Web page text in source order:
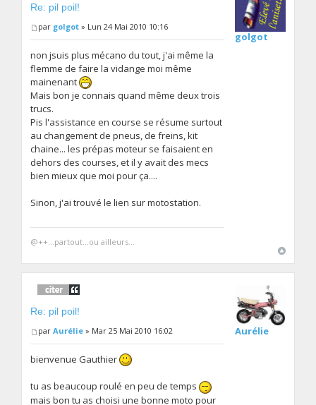
Re: pil poil!
par golgot » Lun 24 Mai 2010 10:16
non jsuis plus mécano du tout, j'ai même la
flemme de faire la vidange moi même
mainenant
Mais bon je connais quand même deux trois
trucs.
Pis l'assistance en course se résume surtout
au changement de pneus, de freins, kit
chaine... les prépas moteur se faisaient en
dehors des courses, et il y avait des mecs
bien mieux que moi pour ça....
Sinon, j'ai trouvé le lien sur motostation.
@++...partout...ou ailleurs...
golgot
Re: pil poil!
parAurélie » Mar 25 Mai 2010 16:02
bienvenue Gauthier
tu as beaucoup roulé en peu de temps
mais bon tu as choisi une bonne moto pour
Aurélie